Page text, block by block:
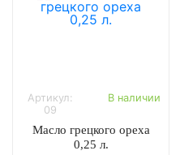
Артикул:
09
В наличии
Масло грецкого ореха
0,25 л.